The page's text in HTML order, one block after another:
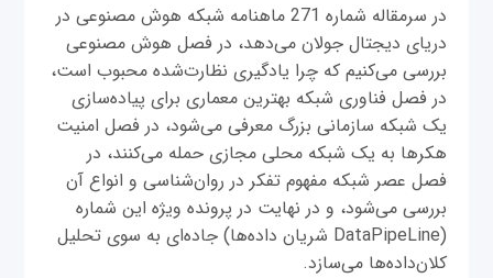
در سرمقاله شماره 271 ماهنامه شبکه هوش مصنوعی در
دریای دیجتال جولان می‌دهد، در فصل هوش مصنوعی
بررسی می‌کنیم که چرا یادگیری نظارت‌شده محبوب است،
در فصل فناوری شبکه بهترین معماری برای پیاده‌سازی
یک شبکه سازمانی بزرگ معرفی می‌شود، در فصل امنیت
هکرها به یک شبکه محلی مجازی حمله می‌کنند، در
فصل عصر شبکه مفهوم تفکر در روان‌شناسی و انواع آن
بررسی می‌شود، و در نهایت در پرونده ویژه این شماره
(DataPipeLine شریان داده‌ها) جاده‌ای به سوی تحلیل
کلان‌داده‌ها می‌سازد.